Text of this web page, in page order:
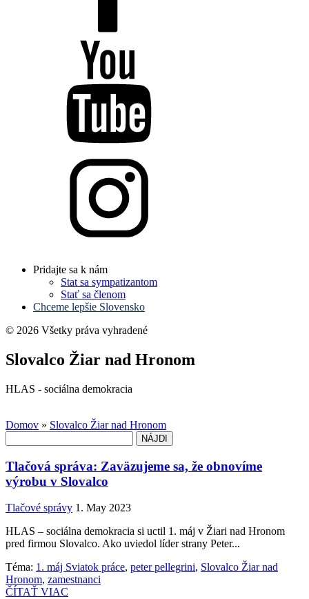
Pridajte sa k nám
Stat sa sympatizantom
Stať sa členom
Chceme lepšie Slovensko
© 2026 Všetky práva vyhradené
Slovalco Žiar nad Hronom
HLAS - sociálna demokracia
Domov » Slovalco Žiar nad Hronom
Tlačová správa: Zaväzujeme sa, že obnovíme
výrobu v Slovalco
Tlačové správy 1. May 2023
HLAS – sociálna demokracia si uctil 1. máj v Žiari nad Hronom
pred firmou Slovalco. Ako uviedol líder strany Peter...
Téma: 1. máj Sviatok práce, peter pellegrini, Slovalco Žiar nad
Hronom, zamestnanci
ČÍTAŤ VIAC